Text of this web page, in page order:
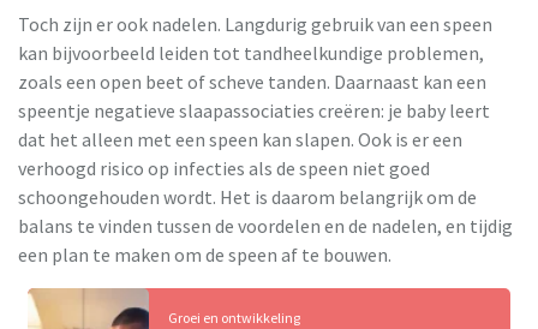
Toch zijn er ook nadelen. Langdurig gebruik van een speen
kan bijvoorbeeld leiden tot tandheelkundige problemen,
zoals een open beet of scheve tanden. Daarnaast kan een
speentje negatieve slaapassociaties creëren: je baby leert
dat het alleen met een speen kan slapen. Ook is er een
verhoogd risico op infecties als de speen niet goed
schoongehouden wordt. Het is daarom belangrijk om de
balans te vinden tussen de voordelen en de nadelen, en tijdig
een plan te maken om de speen af te bouwen.
Groei en ontwikkeling